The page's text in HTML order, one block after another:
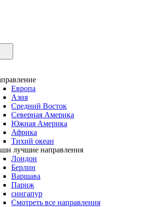
Европа
Азия
Средний Восток
Северная Америка
Южная Америка
Африка
Тихий океан
лучшие направления
Лондон
Берлин
Варшава
Париж
сингапур
Смотреть все направления